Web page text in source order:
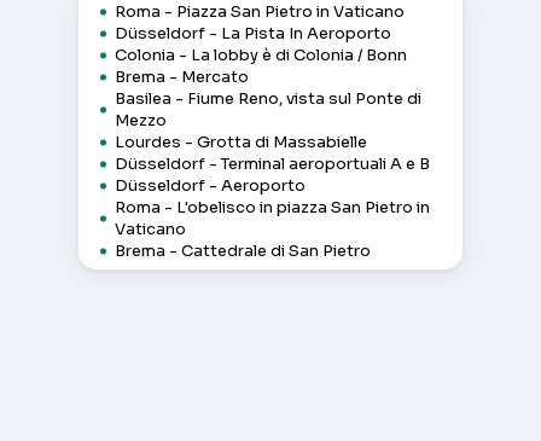
Roma - Piazza San Pietro in Vaticano
Düsseldorf - La Pista In Aeroporto
Colonia - La lobby è di Colonia / Bonn
Brema - Mercato
Basilea - Fiume Reno, vista sul Ponte di
Mezzo
Lourdes - Grotta di Massabielle
Düsseldorf - Terminal aeroportuali A e B
Düsseldorf - Aeroporto
Roma - L'obelisco in piazza San Pietro in
Vaticano
Brema - Cattedrale di San Pietro